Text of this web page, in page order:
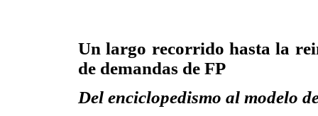
Un largo recorrido hasta la
de demandas de FP
Del enciclopedismo al modelo